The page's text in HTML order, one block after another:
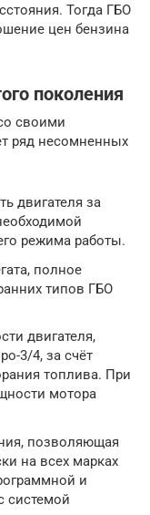
Тогда ГБО
цен бензина
поколения
своими
ряд несомненных
двигателя за
режима работы.
полное
типов ГБО
двигателя,
3/4, за счёт
топлива. При
мотора
позволяющая
на всех марках
и
системой